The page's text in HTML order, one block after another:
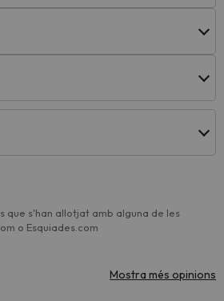
que s'han allotjat amb alguna de les
o Esquiades.com
Mostra més opinions